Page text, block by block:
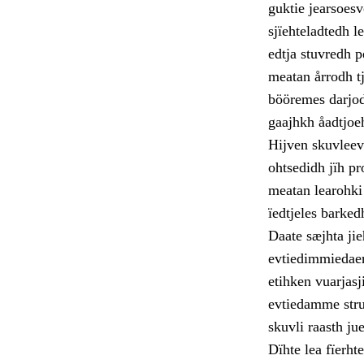
guktie
sjïehteladtedh
edtja stuvredh
meatan årrodh
bööremes
gaajhkh
Hijven
ohtsedidh jïh
meatan
ïedtjeles
Daate sæjhta
etihken
evtiedamme
skuvli raasth
Dïhte lea